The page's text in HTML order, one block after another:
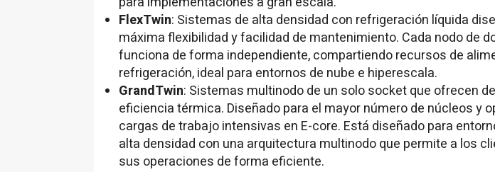
FlexTwin: Sistemas de alta densidad con refrigeración líquida
máxima flexibilidad y facilidad de mantenimiento. Cada nodo de
funciona de forma independiente, compartiendo recursos de
refrigeración, ideal para entornos de nube e hiperescala.
GrandTwin: Sistemas multinodo de un solo socket que ofrecen
eficiencia térmica. Diseñado para el mayor número de núcleos y
cargas de trabajo intensivas en E-core. Está diseñado para
alta densidad con una arquitectura multinodo que permite a los
sus operaciones de forma eficiente.